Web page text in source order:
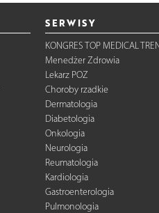
SERWISY
KONGRES TOP MEDICAL
Menedżer Zdrowia
Lekarz POZ
Choroby rzadkie
Dermatologia
Diabetologia
Onkologia
Neurologia
Reumatologia
Kardiologia
Gastroenterologia
Pulmonologia